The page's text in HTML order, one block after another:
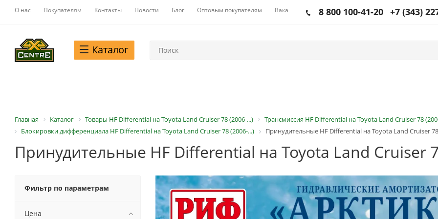
О нас Покупателям Контакты Новости Блог Оптовым покупателям Вакансии 8 800 100-41-20 +7 (343)
Каталог
Главная Каталог Товары HF Differential на Toyota Land Cruiser 78 (2006-...)
Трансмиссия HF Differential на Toyota Land Cruiser 78
Блокировки дифференциала HF Differential на Toyota Land Cruiser 78 (2006-...)
Принудительные HF Differential на Toyota Land Cruiser
Принудительные HF Differential на Toyota Land Cruiser
Фильтр по параметрам
Цена